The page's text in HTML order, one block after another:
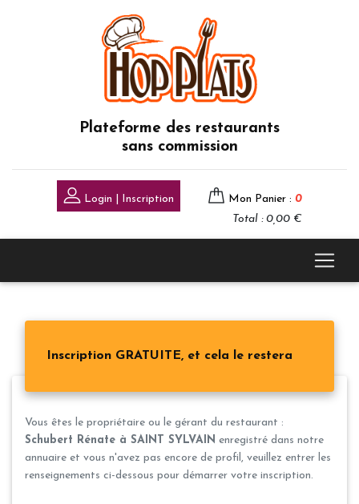
Plateforme des restaurants
sans commission
Login | Inscription Mon Panier : 0
Total : 0,00 €
Inscription GRATUITE, et cela le restera
Vous êtes le propriétaire ou le gérant du restaurant :
Schubert Rénate à SAINT SYLVAIN enregistré dans notre
annuaire et vous n'avez pas encore de profil, veuillez entrer les
renseignements ci-dessous pour démarrer votre inscription.